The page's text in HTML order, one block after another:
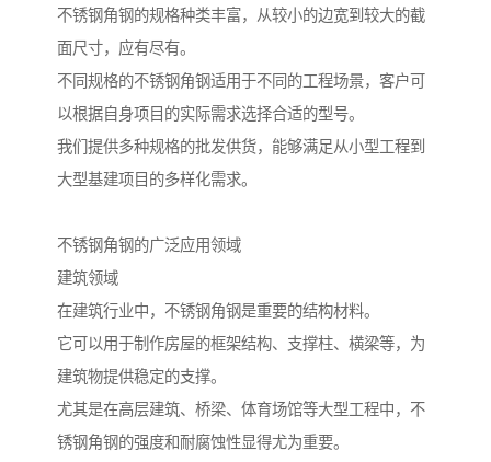
不锈钢角钢的规格种类丰富，从较小的边宽到较大的截
面尺寸，应有尽有。
不同规格的不锈钢角钢适用于不同的工程场景，客户可
以根据自身项目的实际需求选择合适的型号。
我们提供多种规格的批发供货，能够满足从小型工程到
大型基建项目的多样化需求。
不锈钢角钢的广泛应用领域
建筑领域
在建筑行业中，不锈钢角钢是重要的结构材料。
它可以用于制作房屋的框架结构、支撑柱、横梁等，为
建筑物提供稳定的支撑。
尤其是在高层建筑、桥梁、体育场馆等大型工程中，不
锈钢角钢的强度和耐腐蚀性显得尤为重要。